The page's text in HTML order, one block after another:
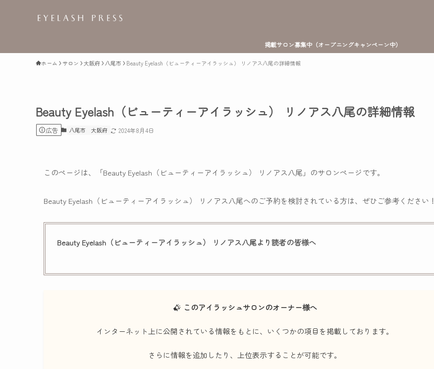
掲載サロン募集中（オープニングキャンペーン中）
ホーム サロン 大阪府 八尾市 Beauty Eyelash（ビューティーアイラッシュ） リノアス八尾の詳細情報
Beauty Eyelash（ビューティーアイラッシュ） リノアス八尾の詳細情報
広告 八尾市 大阪府 2024年8月4日
このページは、「Beauty Eyelash（ビューティーアイラッシュ） リノアス八尾」のサロンページです。
Beauty Eyelash（ビューティーアイラッシュ） リノアス八尾へのご予約を検討されている方は、ぜひご参考ください！
Beauty Eyelash（ビューティーアイラッシュ） リノアス八尾より読者の皆様へ
このアイラッシュサロンのオーナー様へ
インターネット上に公開されている情報をもとに、いくつかの項目を掲載しております。
さらに情報を追加したり、上位表示することが可能です。